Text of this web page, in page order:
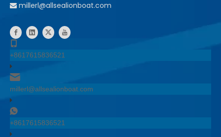
 millerl@allsealionboat.com
+8617615836521
millerl@allsealionboat.com
+8617615836521